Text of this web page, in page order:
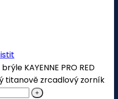
KAYENNE PRO RED
titanově zrcadlový zorník